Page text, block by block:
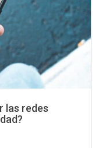
las redes